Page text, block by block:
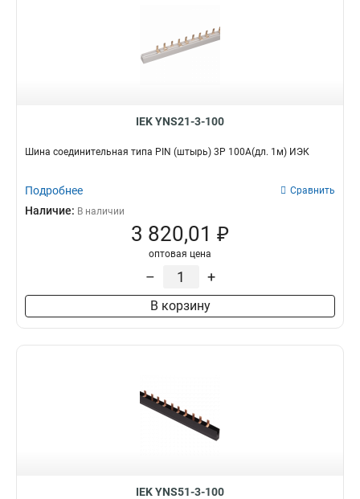
IEK YNS21-3-100
Шина соединительная типа PIN (штырь) 3Р 100А(дл. 1м) ИЭК
Подробнее Сравнить
Наличие: В наличии
3 820,01 ₽
оптовая цена
– +
В корзину
IEK YNS51-3-100